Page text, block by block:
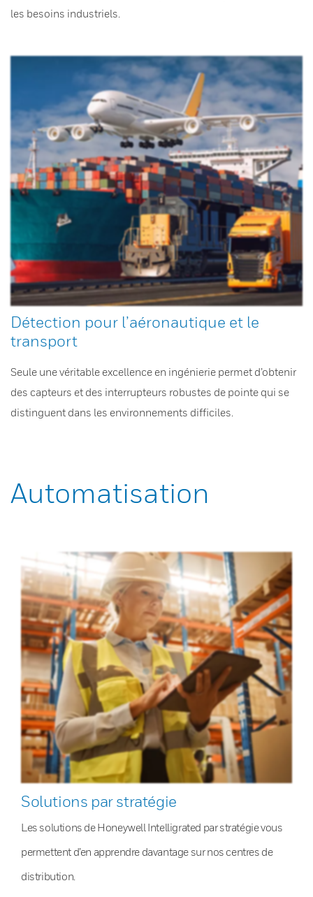
les besoins industriels.
Détection pour l’aéronautique et le
transport
Seule une véritable excellence en ingénierie permet d’obtenir
des capteurs et des interrupteurs robustes de pointe qui se
distinguent dans les environnements difficiles.
Automatisation
Solutions par stratégie
Les solutions de Honeywell Intelligrated par stratégie vous
permettent d’en apprendre davantage sur nos centres de
distribution.